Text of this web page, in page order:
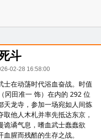
斗
02-28 16:58:00
士在动荡时代浴血奋战。时值
冈田准一 饰）在内的 292 位
天龙寺，参加一场宛如人间炼
他人木札并率先抵达东京，
诡谲气息，嗜血武士蠢蠢欲
腥而残酷的生存之战。